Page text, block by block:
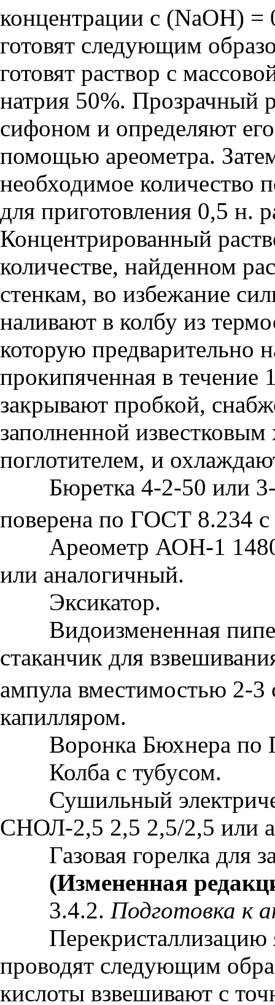
концентрации с (NaOH)
готовят следующим
готовят раствор с
натрия 50%. Прозрачный
сифоном и определяют
помощью ареометра.
необходимое количество
для приготовления 0,5 н.
Концентрированный
количестве, найденном
стенкам, во избежание
наливают в колбу из
которую предварительно
прокипяченная в течение
закрывают пробкой,
заполненной
поглотителем, и
Бюретка 4-2-50 или 3-
поверена по ГОСТ 8.234 с
Ареометр АОН-1
или аналогичный.
Эксикатор.
Видоизмененная
стаканчик для
ампула вместимостью 2-3
капилляром.
Воронка Бюхнера по
Колба с тубусом.
Сушильный
СНОЛ-2,5 2,5 2,5/2,5 или
Газовая горелка для
(Измененная
3.4.2. Подготовка к
Перекристаллизацию
проводят следующим
кислоты взвешивают с